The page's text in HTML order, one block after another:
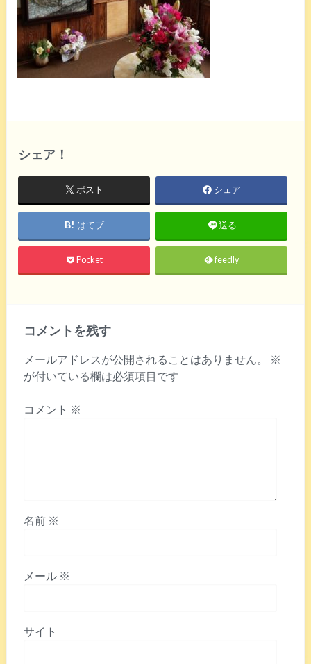
シェア！
ポスト シェア
はてブ 送る
Pocket feedly
コメントを残す
メールアドレスが公開されることはありません。
※
が付いている欄は必須項目です
コメント ※
名前 ※
メール ※
サイト